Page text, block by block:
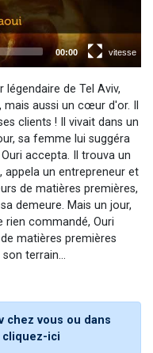
de Tel Aviv,
aussi un cœur d'or. Il
clients ! Il vivait dans un
sa femme lui suggéra
accepta. Il trouva un
un entrepreneur et
de matières premières,
demeure. Mais un jour,
rien commandé, Ouri
matières premières
terrain...
chez vous ou dans
cliquez-ici